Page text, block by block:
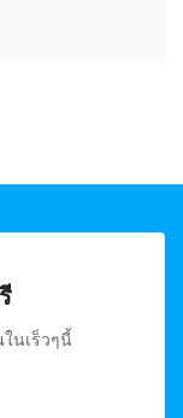
นเร็วๆนี้